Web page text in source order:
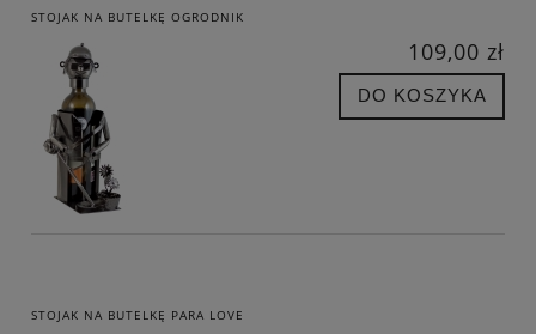
STOJAK NA BUTELKĘ OGRODNIK
109,00 zł
DO KOSZYKA
STOJAK NA BUTELKĘ PARA LOVE